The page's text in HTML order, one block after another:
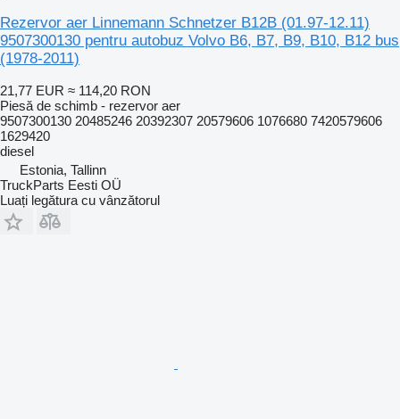
Rezervor aer Linnemann Schnetzer B12B (01.97-12.11)
9507300130 pentru autobuz Volvo B6, B7, B9, B10, B12 bus
(1978-2011)
21,77 EUR ≈ 114,20 RON
Piesă de schimb - rezervor aer
9507300130 20485246 20392307 20579606 1076680 7420579606
1629420
diesel
Estonia, Tallinn
TruckParts Eesti OÜ
Luați legătura cu vânzătorul